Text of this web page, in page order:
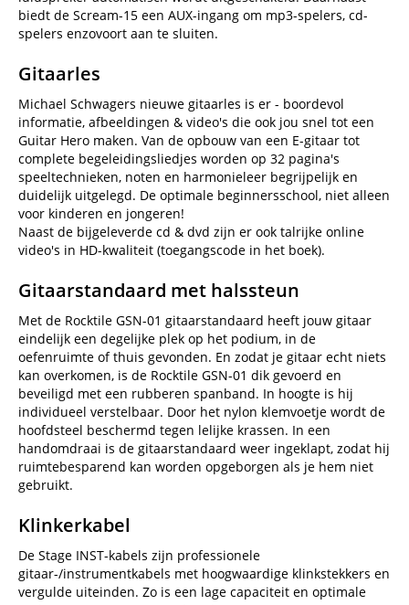
biedt de Scream-15 een AUX-ingang om mp3-spelers, cd-
spelers enzovoort aan te sluiten.
Gitaarles
Michael Schwagers nieuwe gitaarles is er - boordevol
informatie, afbeeldingen & video's die ook jou snel tot een
Guitar Hero maken. Van de opbouw van een E-gitaar tot
complete begeleidingsliedjes worden op 32 pagina's
speeltechnieken, noten en harmonieleer begrijpelijk en
duidelijk uitgelegd. De optimale beginnersschool, niet alleen
voor kinderen en jongeren!
Naast de bijgeleverde cd & dvd zijn er ook talrijke online
video's in HD-kwaliteit (toegangscode in het boek).
Gitaarstandaard met halssteun
Met de Rocktile GSN-01 gitaarstandaard heeft jouw gitaar
eindelijk een degelijke plek op het podium, in de
oefenruimte of thuis gevonden. En zodat je gitaar echt niets
kan overkomen, is de Rocktile GSN-01 dik gevoerd en
beveiligd met een rubberen spanband. In hoogte is hij
individueel verstelbaar. Door het nylon klemvoetje wordt de
hoofdsteel beschermd tegen lelijke krassen. In een
handomdraai is de gitaarstandaard weer ingeklapt, zodat hij
ruimtebesparend kan worden opgeborgen als je hem niet
gebruikt.
Klinkerkabel
De Stage INST-kabels zijn professionele
gitaar-/instrumentkabels met hoogwaardige klinkstekkers en
vergulde uiteinden. Zo is een lage capaciteit en optimale